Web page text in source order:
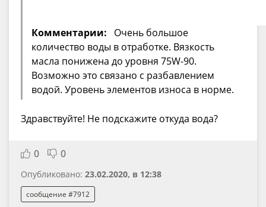
Комментарии:
Очень большое
количество воды в отработке. Вязкость
масла понижена до уровня 75W-90.
Возможно это связано с разбавлением
водой. Уровень элементов износа в норме.
Здравствуйте! Не подскажите откуда вода?
0 0
Опубликовано: 23.02.2020, в 12:38
сообщение #7912